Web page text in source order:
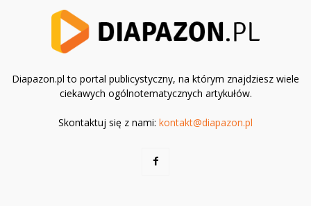
Diapazon.pl to portal publicystyczny, na którym znajdziesz wiele
ciekawych ogólnotematycznych artykułów.
Skontaktuj się z nami: kontakt@diapazon.pl